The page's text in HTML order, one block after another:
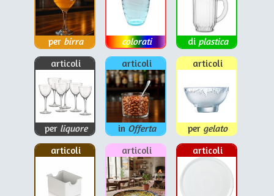
per birra colorati di plastica
articoli
per liquore
articoli
in Offerta
articoli
per gelato
articoli
articoli articoli